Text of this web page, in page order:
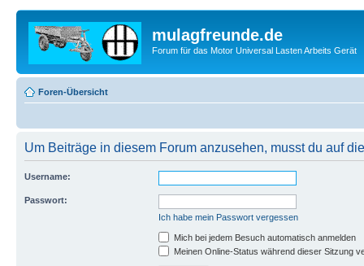
mulagfreunde.de
Forum für das Motor Universal Lasten Arbeits Gerät
Foren-Übersicht
Um Beiträge in diesem Forum anzusehen, musst du auf
Username:
Passwort:
Ich habe mein Passwort vergessen
Mich bei jedem Besuch automatisch anmelden
Meinen Online-Status während dieser Sitzung